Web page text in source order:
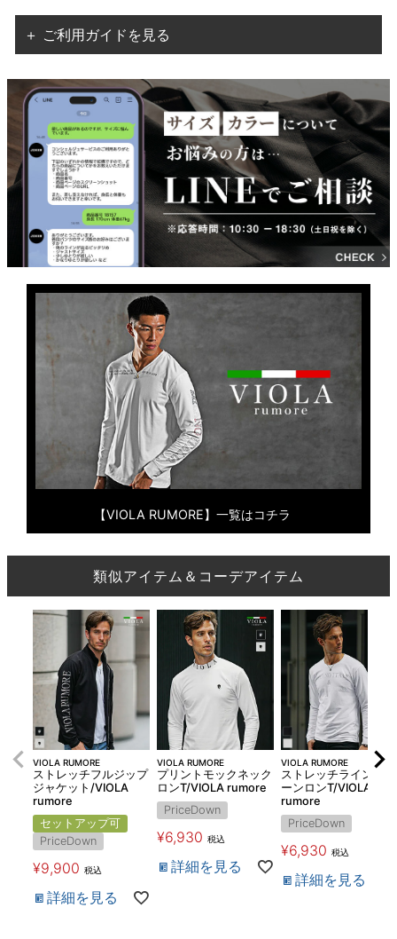
＋ ご利用ガイドを見る
【VIOLA RUMORE】一覧はコチラ
類似アイテム＆コーデアイテム
VIOLA RUMORE
ストレッチフルジップ
ジャケット/VIOLA
rumore
セットアップ可
PriceDown
¥9,900 税込
詳細を見る
VIOLA RUMORE
プリントモックネック
ロンT/VIOLA rumore
PriceDown
¥6,930 税込
詳細を見る
VIOLA RUMORE
ストレッチラインスト
ーンロンT/VIOLA
rumore
PriceDown
¥6,930 税込
詳細を見る